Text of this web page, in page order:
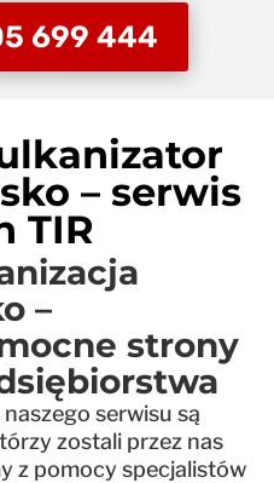
699 444
– serwis
TIR
–
strony
serwisu są
zostali przez nas
z pomocy specjalistów